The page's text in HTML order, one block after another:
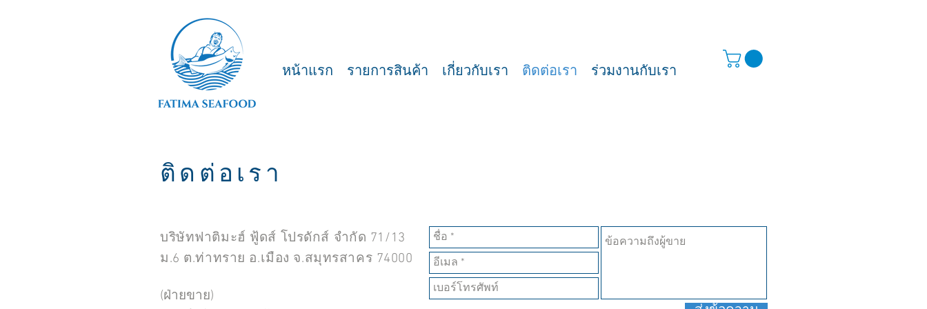
หน้าแรก รายการสินค้า เกี่ยวกับเรา ติดต่อเรา ร่วมงานกับเรา
ติดต่อเรา
บริษัทฟาติมะฮ์ ฟู้ดส์ โปรดักส์ จำกัด 71/13
ม.6 ต.ท่าทราย อ.เมือง จ.สมุทรสาคร 74000
(ฝ่ายขาย)